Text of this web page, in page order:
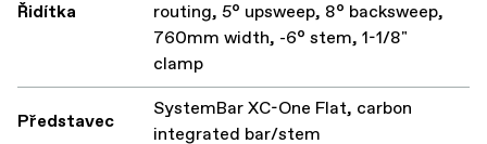
Řidítka
routing, 5° upsweep, 8° backsweep,
760mm width, -6° stem, 1-1/8"
clamp
Představec
SystemBar XC-One Flat, carbon
integrated bar/stem